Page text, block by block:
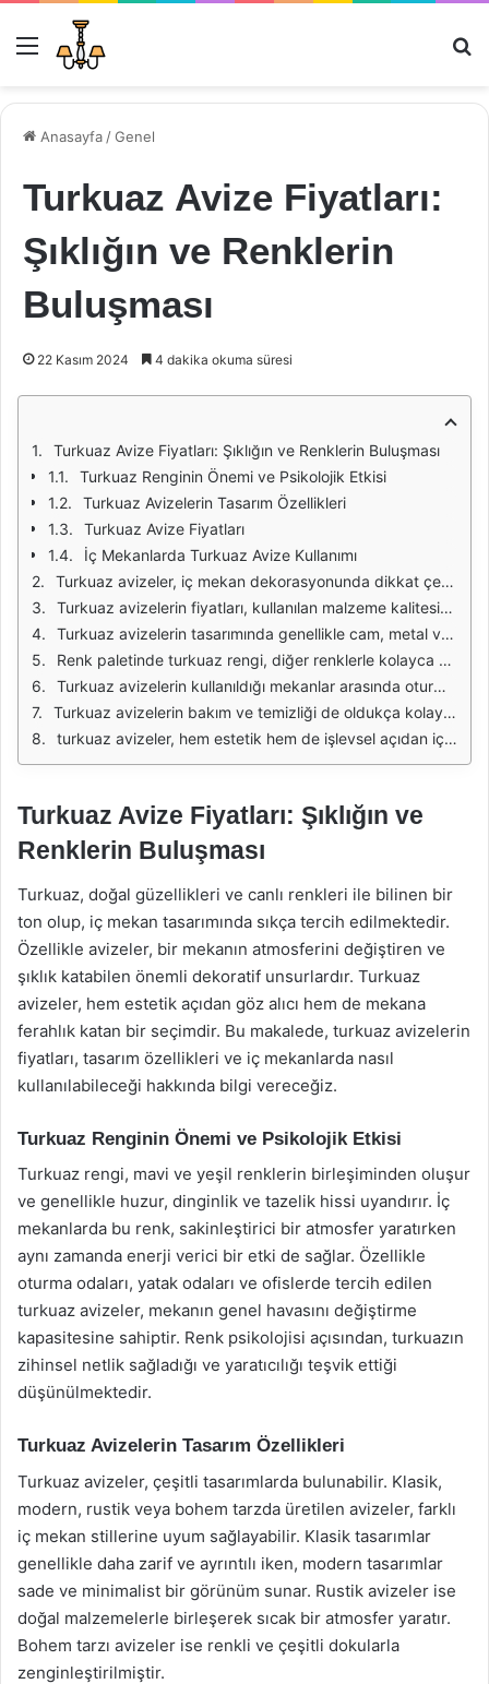
Menü
Anasayfa /Genel
Turkuaz Avize Fiyatları:
Şıklığın ve Renklerin
Buluşması
22 Kasım 2024 4 dakika okuma süresi
Turkuaz Avize Fiyatları: Şıklığın ve Renklerin Buluşması
Turkuaz Renginin Önemi ve Psikolojik Etkisi
Turkuaz Avizelerin Tasarım Özellikleri
Turkuaz Avize Fiyatları
İç Mekanlarda Turkuaz Avize Kullanımı
Turkuaz avizeler, iç mekan dekorasyonunda dikkat çekici bir öğe olarak karşımıza çıkmaktadır. Bu avizeler, sadece aydınlatma işlevi görmekle kalmaz, aynı zamanda mekana karakter ve zarafet katar. Turkuaz rengi, sakinliği ve huzuru simgelerken, özellikle modern ve bohem dekorasyon stilleriyle mükemmel bir uyum sağlar. Bu nedenle, turkuaz avizeler, ev sahipleri tarafından tercih edilen bir seçenek haline gelmiştir.
Turkuaz avizelerin fiyatları, kullanılan malzeme kalitesine, tasarıma ve boyutuna göre değişiklik göstermektedir. Örneğin, el yapımı olan bir turkuaz avize, seri üretim olan bir avizeden daha yüksek bir fiyata sahip olabilir. Ancak, her bütçeye uygun seçenekler bulmak mümkündür. İster lüks bir tasarım arayışında olun, ister daha ekonomik bir çözüm peşinde, turkuaz avizeler arasında seçim yaparken dikkat edilmesi gereken en önemli faktör, avizenin mekanınıza ne kadar uyum sağlayacağıdır.
Turkuaz avizelerin tasarımında genellikle cam, metal ve ahşap gibi çeşitli malzemeler kullanılmaktadır. Bu malzemelerin birleşimi, avizelerin estetik görünümünü ve dayanıklılığını artırır. Özellikle cam detaylar, ışığın oyunlarıyla mekanda büyüleyici efektler yaratırken, metal ve ahşap unsurlar da sıcak bir atmosfer oluşturur. Bu nedenle, turkuaz avizeler, hem görsel hem de işlevsel açıdan zengin bir deneyim sunar.
Renk paletinde turkuaz rengi, diğer renklerle kolayca kombinlenebilir. Özellikle beyaz, gri ve doğal tonlar ile uyumlu bir şekilde kullanıldığında, mekanın ferah ve modern görünmesini sağlar. Ayrıca, turkuaz avizeler, pastel tonları ile birlikte kullanıldığında da şık bir görünüm yaratır. Bu nedenle, avize seçimi yaparken, mekandaki diğer renk ve dokuları göz önünde bulundurmak önemlidir.
Turkuaz avizelerin kullanıldığı mekanlar arasında oturma odaları, yemek odaları ve yatak odaları öne çıkmaktadır. Bu avizeler, her alanda farklı bir atmosfer yaratma potansiyeline sahiptir. Örneğin, oturma odasında kullanılan büyük bir turkuaz avize, misafirlerin ilgisini çekerken, yemek odasında şık bir aydınlatma sağlar. Yatak odasında ise, daha soft bir tonla birlikte kullanıldığında huzurlu bir uyku ortamı oluşturur.
Turkuaz avizelerin bakım ve temizliği de oldukça kolaydır. Genellikle, cam ve metal yüzeyler, nemli bir bezle silinerek temizlenebilir. Ancak, avizenin uzun ömürlü olması için düzenli olarak kontrol edilmesi ve gerekli bakımlarının yapılması gerekmektedir. Özellikle lambaların değiştirilmesi, avizenin işlevselliğini koruması açısından önemlidir.
turkuaz avizeler, hem estetik hem de işlevsel açıdan iç mekan dekorasyonunda önemli bir yere sahiptir. Farklı fiyat aralıklarıyla herkesin bütçesine uygun seçenekler sunan bu avizeler, evlerdeki atmosferi değiştirmek için harika bir tercih olacaktır. Renklerin ve şıklığın buluştuğu bu avizeler, her anınıza zarafet katmayı vaat ediyor.
Turkuaz Avize Fiyatları: Şıklığın ve
Renklerin Buluşması
Turkuaz, doğal güzellikleri ve canlı renkleri ile bilinen bir
ton olup, iç mekan tasarımında sıkça tercih edilmektedir.
Özellikle avizeler, bir mekanın atmosferini değiştiren ve
şıklık katabilen önemli dekoratif unsurlardır. Turkuaz
avizeler, hem estetik açıdan göz alıcı hem de mekana
ferahlık katan bir seçimdir. Bu makalede, turkuaz avizelerin
fiyatları, tasarım özellikleri ve iç mekanlarda nasıl
kullanılabileceği hakkında bilgi vereceğiz.
Turkuaz Renginin Önemi ve Psikolojik Etkisi
Turkuaz rengi, mavi ve yeşil renklerin birleşiminden oluşur
ve genellikle huzur, dinginlik ve tazelik hissi uyandırır. İç
mekanlarda bu renk, sakinleştirici bir atmosfer yaratırken
aynı zamanda enerji verici bir etki de sağlar. Özellikle
oturma odaları, yatak odaları ve ofislerde tercih edilen
turkuaz avizeler, mekanın genel havasını değiştirme
kapasitesine sahiptir. Renk psikolojisi açısından, turkuazın
zihinsel netlik sağladığı ve yaratıcılığı teşvik ettiği
düşünülmektedir.
Turkuaz Avizelerin Tasarım Özellikleri
Turkuaz avizeler, çeşitli tasarımlarda bulunabilir. Klasik,
modern, rustik veya bohem tarzda üretilen avizeler, farklı
iç mekan stillerine uyum sağlayabilir. Klasik tasarımlar
genellikle daha zarif ve ayrıntılı iken, modern tasarımlar
sade ve minimalist bir görünüm sunar. Rustik avizeler ise
doğal malzemelerle birleşerek sıcak bir atmosfer yaratır.
Bohem tarzı avizeler ise renkli ve çeşitli dokularla
zenginleştirilmiştir.